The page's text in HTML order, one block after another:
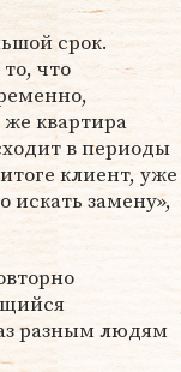
срок.
что
квартира
в периоды
клиент, уже
искать замену»,
разным людям